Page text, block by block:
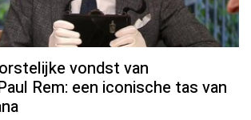
vondst van
Rem: een iconische tas van